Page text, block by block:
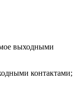
выходными
контактами;